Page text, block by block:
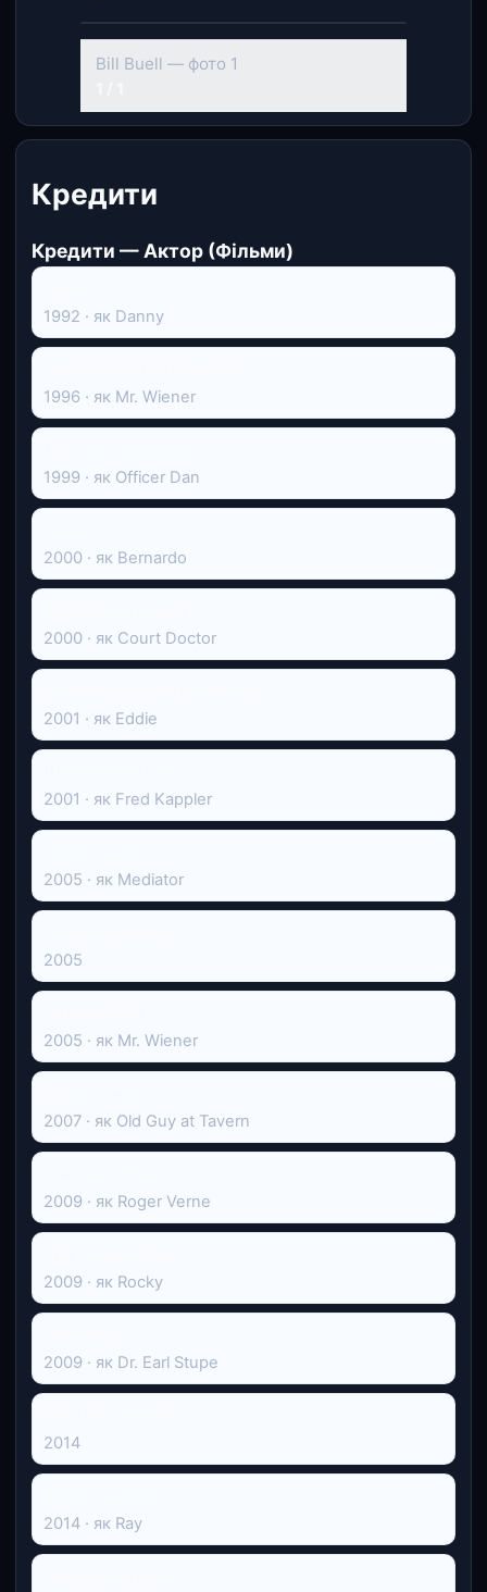
Bill Buell — фото 1
Кредити
Кредити — Актор (Фільми)
1992 · як Danny
1996 · як Mr. Wiener
1999 · як Officer Dan
2000 · як Bernardo
2000 · як Court Doctor
2001 · як Eddie
2001 · як Fred Kappler
2005 · як Mediator
2005
2005 · як Mr. Wiener
2007 · як Old Guy at Tavern
2009 · як Roger Verne
2009 · як Rocky
2009 · як Dr. Earl Stupe
2014
2014 · як Ray